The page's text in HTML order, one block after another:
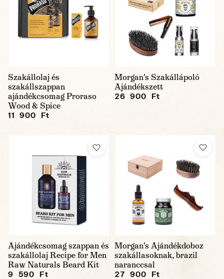
Szakállolaj és
szakállszappan
ajándékcsomag Proraso
Wood & Spice
11 900 Ft
Morgan's Szakállápoló
Ajándékszett
26 900 Ft
Ajándékcsomag szappan és
szakállolaj Recipe for Men
Raw Naturals Beard Kit
9 590 Ft
Morgan's Ajándékdoboz
szakállasoknak, brazil
naranccsal
27 900 Ft